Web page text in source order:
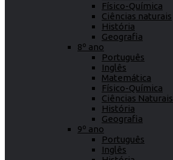
Físico-Química
Ciências naturais
História
Geografia
8º ano
Português
Inglês
Matemática
Físico-Química
Ciências Naturais
História
Geografia
9º ano
Português
Inglês